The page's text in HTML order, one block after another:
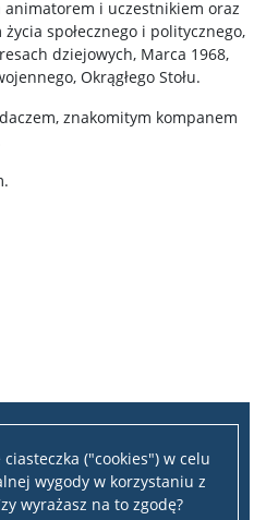
("cookies") w celu
wygody w korzystaniu z
wyrażasz na to zgodę?
animatorem i uczestnikiem oraz
społecznego i politycznego,
dziejowych, Marca 1968,
Okrągłego Stołu.
znakomitym kompanem